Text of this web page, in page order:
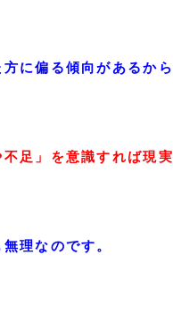
に偏る傾向があるから
足」を意識すれば現実
理なのです。